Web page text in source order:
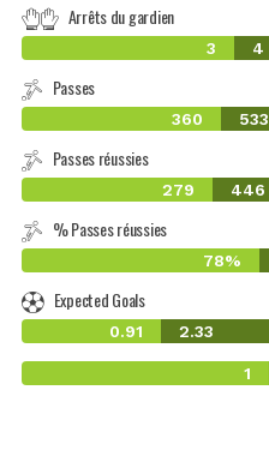
Arrêts du gardien
3 4
Passes
360 533
Passes réussies
279 446
% Passes réussies
78%
Expected Goals
0.91 2.33
1